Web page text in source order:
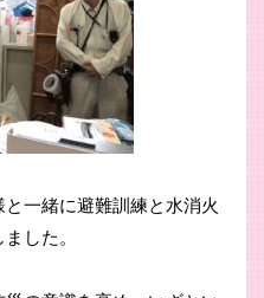
一緒に避難訓練と水消火
した。